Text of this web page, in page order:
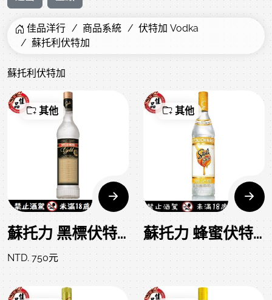
佳品洋行 商品系統
伏特加 Vodka
蘇托利伏特加
蘇托利伏特加
其他
蘇托力 黑標伏特加 Stoli Gold Vodka
NTD. 750元
其他
蘇托力 蜂蜜伏特加 Stoli Sticki Vodka